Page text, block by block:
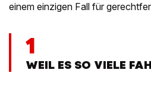
einem einzigen Fall für
1
WEIL ES SO VIELE